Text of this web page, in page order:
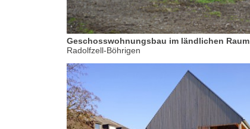
Geschosswohnungsbau im ländlichen Raum
Radolfzell-Böhrigen